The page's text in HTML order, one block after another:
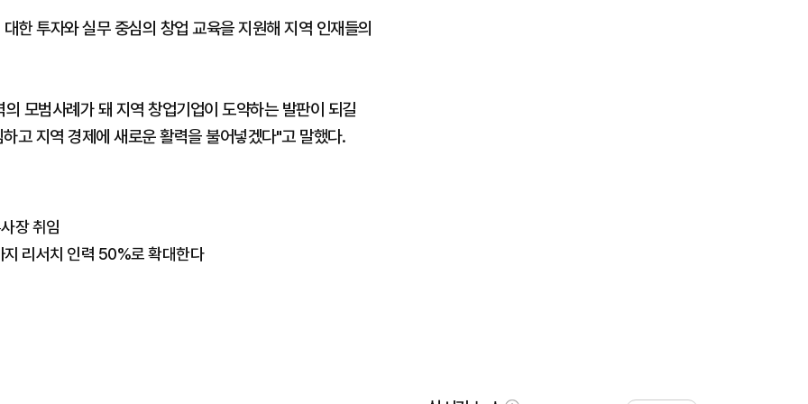
한 투자와 실무 중심의 창업 교육을 지원해 지역 인재들의
모범사례가 돼 지역 창업기업이 도약하는 발판이 되길
고 지역 경제에 새로운 활력을 불어넣겠다"고 말했다.
장 취임
리서치 인력 50%로 확대한다